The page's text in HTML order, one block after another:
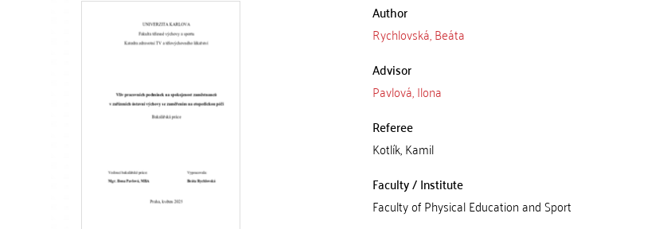
Author
Rychlovská, Beáta
Advisor
Pavlová, Ilona
Referee
Kotlík, Kamil
Faculty / Institute
Faculty of Physical Education and Sport